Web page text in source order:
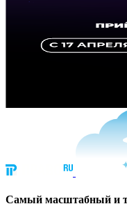
Cамый масштабный и